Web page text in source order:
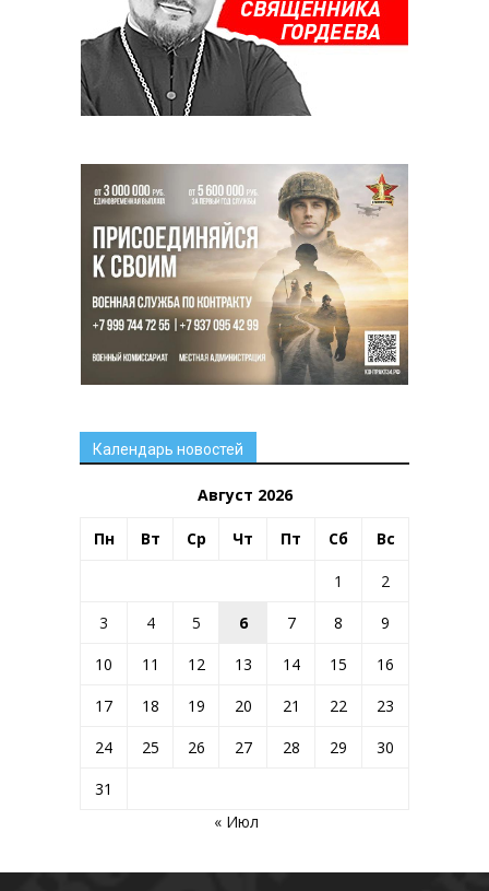
Календарь новостей
Август 2026
Пн Вт Ср Чт Пт Сб Вс
1
2
3
4 5 6 7 8
9
10
11 12 13 14 15
16
17
18 19 20 21 22
23
24
25 26 27 28 29
30
31
« Июл